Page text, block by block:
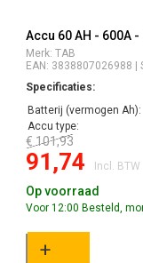
Accu 60 AH - 600A
Merk: TAB
EAN: 3838807026988 |
Specificaties:
Batterij (vermogen Ah):
Accu type:
€ 101,93
91,74 Incl. BTW
Op voorraad
Voor 12:00 Besteld,
+